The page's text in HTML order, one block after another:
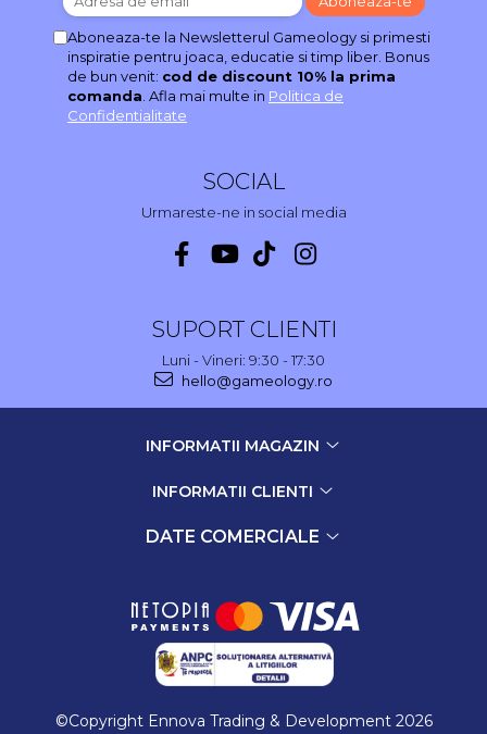
Aboneaza-te la Newsletterul Gameology si primesti
inspiratie pentru joaca, educatie si timp liber. Bonus
de bun venit: cod de discount 10% la prima
comanda . Afla mai multe in Politica de
Confidentialitate
SOCIAL
Urmareste-ne in social media
SUPORT CLIENTI
Luni - Vineri: 9:30 - 17:30
hello@gameology.ro
INFORMATII MAGAZIN
INFORMATII CLIENTI
DATE COMERCIALE
©Copyright Ennova Trading & Development 2026